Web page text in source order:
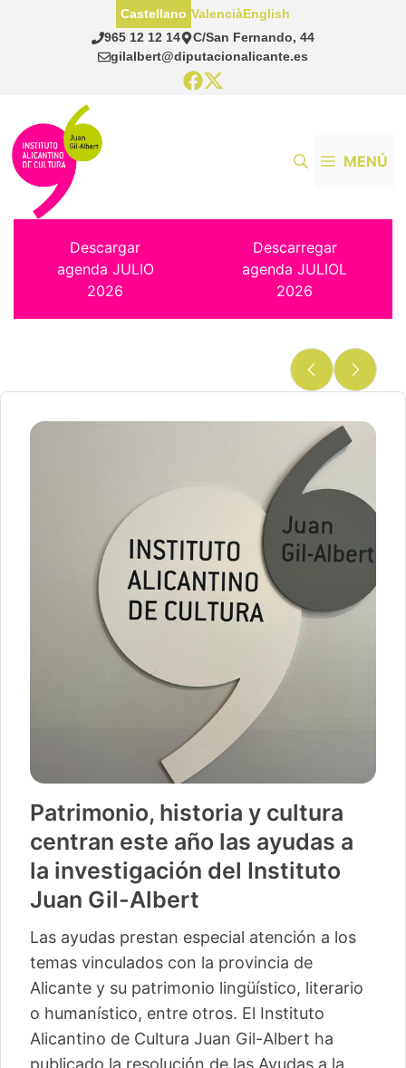
965 12 12 14
C/San Fernando, 44
gilalbert@diputacionalicante.es
Castellano ValenciàEnglish
MENÚ
Descargar
agenda JULIO
2026
Descarregar
agenda JULIOL
2026
Patrimonio, historia y cultura
centran este año las ayudas a
la investigación del Instituto
Juan Gil-Albert
Las ayudas prestan especial atención a los
temas vinculados con la provincia de
Alicante y su patrimonio lingüístico, literario
o humanístico, entre otros. El Instituto
Alicantino de Cultura Juan Gil-Albert ha
publicado la resolución de las Ayudas a la